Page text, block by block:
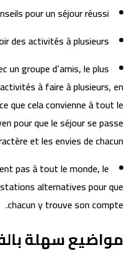
pour un séjour réussi
des activités à plusieurs
un groupe d’amis, le plus
à faire à plusieurs, en
que cela convienne à tout le
pour que le séjour se passe
et les envies de chacun.
pas à tout le monde, le
alternatives pour que
chacun y trouve son compte.
مواضيع سهلة